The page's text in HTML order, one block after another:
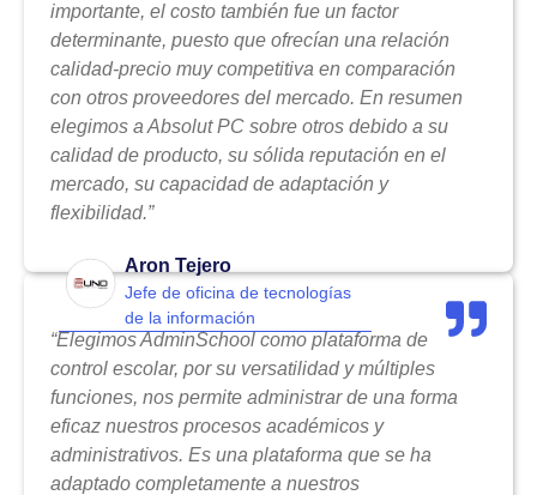
importante, el costo también fue un factor
determinante, puesto que ofrecían una relación
calidad-precio muy competitiva en comparación
con otros proveedores del mercado. En resumen
elegimos a Absolut PC sobre otros debido a su
calidad de producto, su sólida reputación en el
mercado, su capacidad de adaptación y
flexibilidad.”
Aron Tejero
Jefe de oficina de tecnologías
de la información
“Elegimos AdminSchool como plataforma de
control escolar, por su versatilidad y múltiples
funciones, nos permite administrar de una forma
eficaz nuestros procesos académicos y
administrativos. Es una plataforma que se ha
adaptado completamente a nuestros